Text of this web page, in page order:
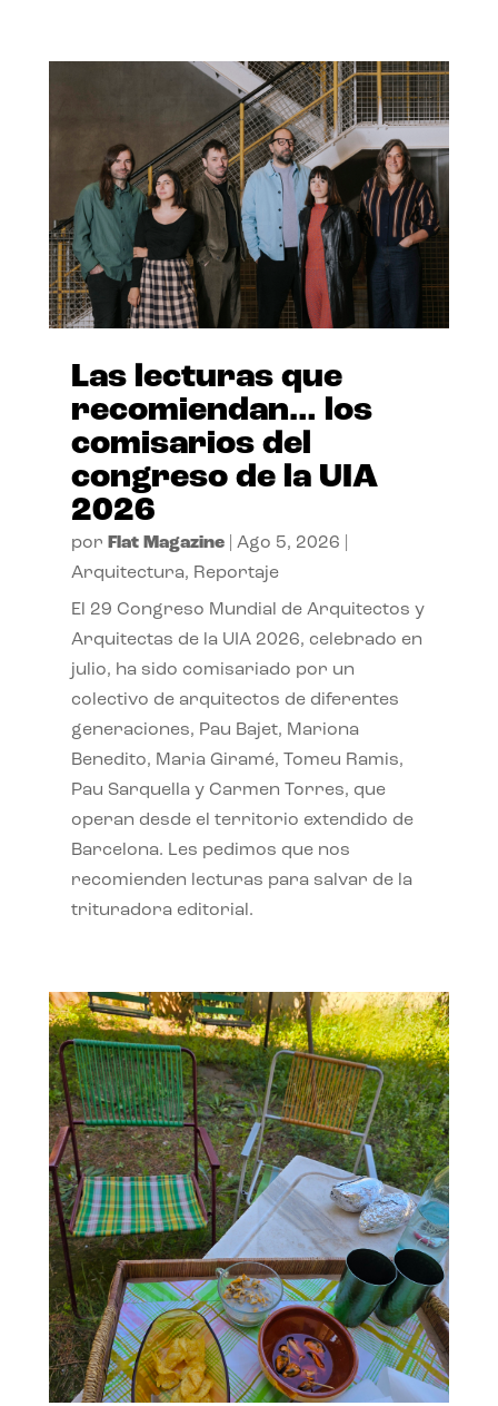
Las lecturas que
recomiendan… los
comisarios del
congreso de la UIA
2026
por Flat Magazine| Ago 5, 2026
Arquitectura, Reportaje
El 29 Congreso Mundial de Arquitectos y
Arquitectas de la UIA 2026, celebrado en
julio, ha sido comisariado por un
colectivo de arquitectos de diferentes
generaciones, Pau Bajet, Mariona
Benedito, Maria Giramé, Tomeu Ramis,
Pau Sarquella y Carmen Torres, que
operan desde el territorio extendido de
Barcelona. Les pedimos que nos
recomienden lecturas para salvar de la
trituradora editorial.